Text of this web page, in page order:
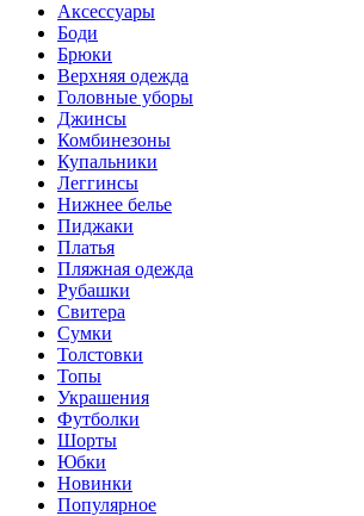
Аксессуары
Боди
Брюки
Верхняя одежда
Головные уборы
Джинсы
Комбинезоны
Купальники
Леггинсы
Нижнее белье
Пиджаки
Платья
Пляжная одежда
Рубашки
Свитера
Сумки
Толстовки
Топы
Украшения
Футболки
Шорты
Юбки
Новинки
Популярное